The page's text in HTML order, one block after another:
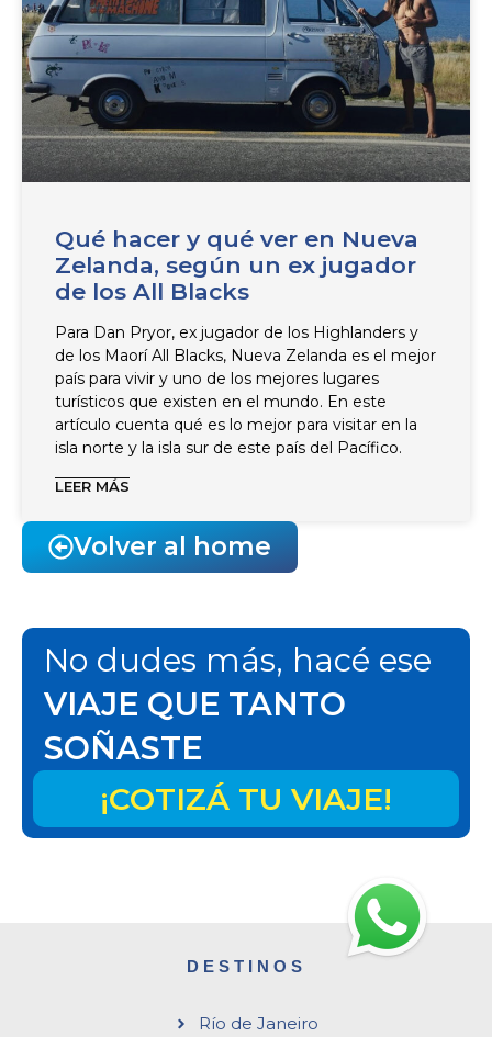
Qué hacer y qué ver en Nueva
Zelanda, según un ex jugador
de los All Blacks
Para Dan Pryor, ex jugador de los Highlanders y
de los Maorí All Blacks, Nueva Zelanda es el mejor
país para vivir y uno de los mejores lugares
turísticos que existen en el mundo. En este
artículo cuenta qué es lo mejor para visitar en la
isla norte y la isla sur de este país del Pacífico.
LEER MÁS
Volver al home
No dudes más, hacé ese
VIAJE QUE TANTO
SOÑASTE
¡COTIZÁ TU VIAJE!
DESTINOS
Río de Janeiro